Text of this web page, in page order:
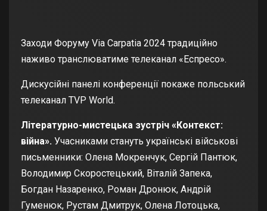
Заходи Форуму Via Carpatia 2024 традиційно
наживо транслюватиме телеканал «Еспресо».
Дискусійні панелі конференції покаже польський
телеканал TVP World.
Літературно-мистецька зустріч «Контекст:
війна». Учасниками стануть українські військові
письменники: Олена Мокренчук, Сергій Пантюк,
Володимир Скоростецький, Віталій Запека,
Богдан Назаренко, Роман Дронюк, Андрій
Гуменюк, Рустам Дмитрук, Олена Лотоцька,